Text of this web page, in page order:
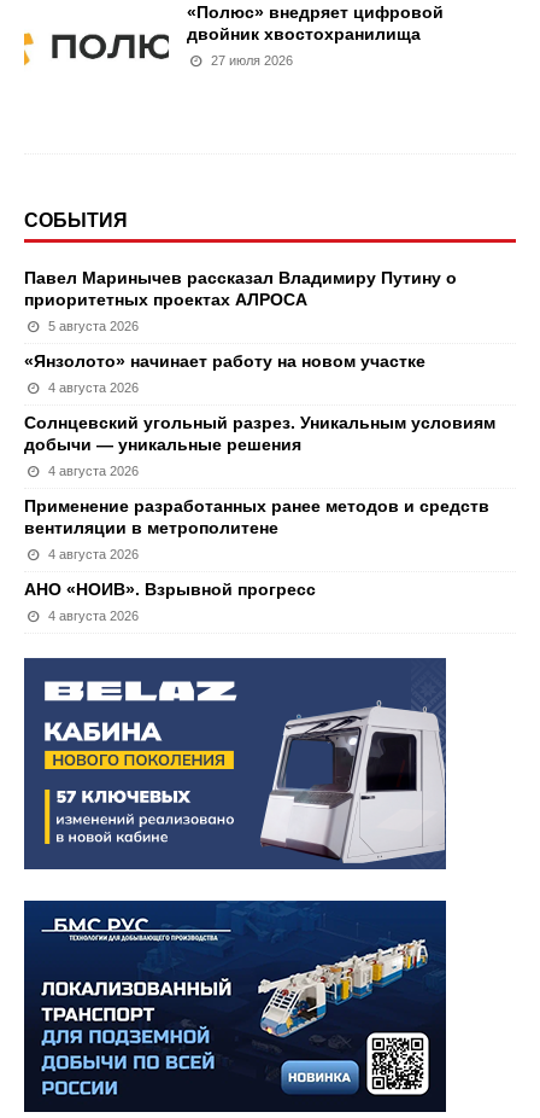
«Полюс» внедряет цифровой
двойник хвостохранилища
27 июля 2026
СОБЫТИЯ
Павел Маринычев рассказал Владимиру Путину о
приоритетных проектах АЛРОСА
5 августа 2026
«Янзолото» начинает работу на новом участке
4 августа 2026
Солнцевский угольный разрез. Уникальным условиям
добычи — уникальные решения
4 августа 2026
Применение разработанных ранее методов и средств
вентиляции в метрополитене
4 августа 2026
АНО «НОИВ». Взрывной прогресс
4 августа 2026